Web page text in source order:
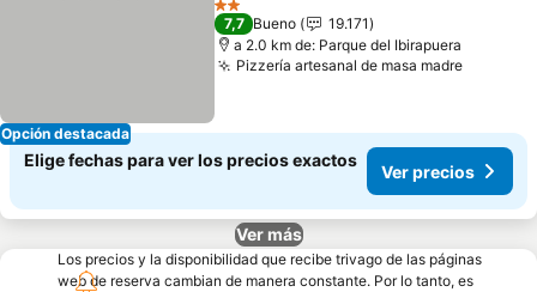
Opción destacada
2 Estrellas
7,7 Bueno
19.171
a 2.0 km de: Parque del Ibirapuera
Pizzería artesanal de masa madre
Elige fechas para ver los precios exactos
Ver precios
Ver más
Los precios y la disponibilidad que recibe trivago de las páginas
web de reserva cambian de manera constante. Por lo tanto, es